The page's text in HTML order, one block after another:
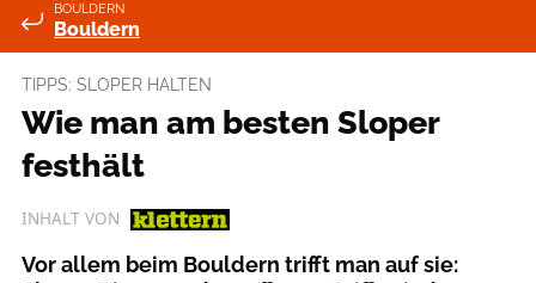
BOULDERN
Bouldern
TIPPS: SLOPER HALTEN
Wie man am besten Sloper
festhält
INHALT VON
Vor allem beim Bouldern trifft man auf sie: